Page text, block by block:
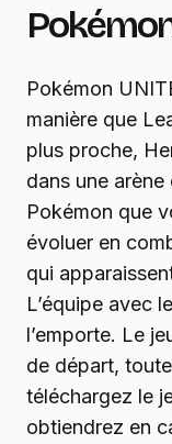
Pokémon
manière que
plus proche,
dans une
Pokémon que
évoluer en
qui
L’équipe avec
l’emporte. Le
de départ,
téléchargez le
obtiendrez en